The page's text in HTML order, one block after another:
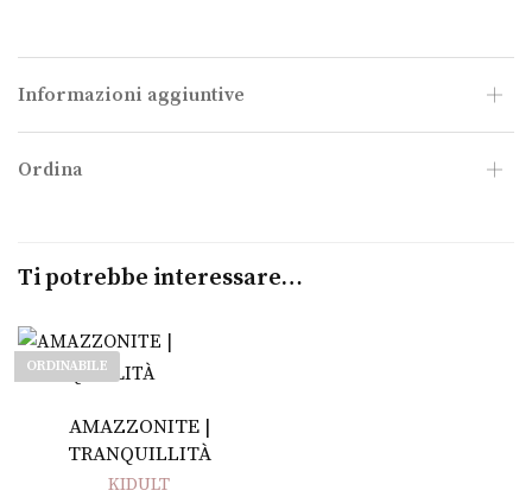
Informazioni aggiuntive
Ordina
Ti potrebbe interessare…
ORDINABILE
AMAZZONITE |
TRANQUILLITÀ
KIDULT